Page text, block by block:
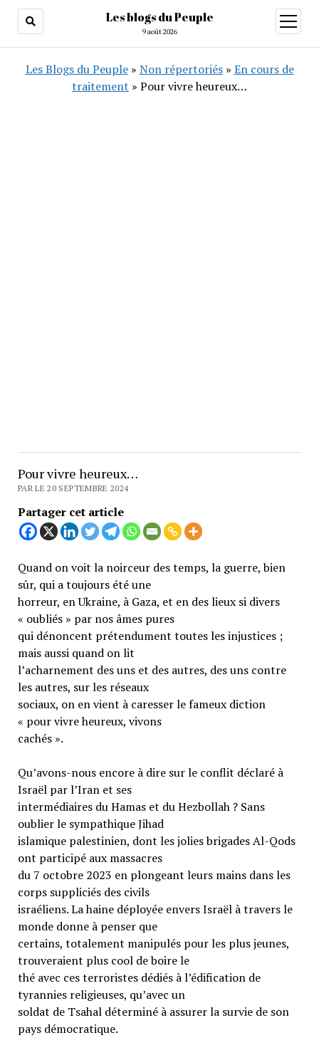
Les blogs du Peuple
9 août 2026
ouvrir
menu
Les Blogs du Peuple» Non répertoriés» En cours de
traitement » Pour vivre heureux…
Pour vivre heureux…
PAR LE 20 SEPTEMBRE 2024
Partager cet article
Quand on voit la noirceur des temps, la guerre, bien
sûr, qui a toujours été une
horreur, en Ukraine, à Gaza, et en des lieux si divers
« oubliés » par nos âmes pures
qui dénoncent prétendument toutes les injustices ;
mais aussi quand on lit
l’acharnement des uns et des autres, des uns contre
les autres, sur les réseaux
sociaux, on en vient à caresser le fameux diction
« pour vivre heureux, vivons
cachés ».
Qu’avons-nous encore à dire sur le conflit déclaré à
Israël par l’Iran et ses
intermédiaires du Hamas et du Hezbollah ? Sans
oublier le sympathique Jihad
islamique palestinien, dont les jolies brigades Al-Qods
ont participé aux massacres
du 7 octobre 2023 en plongeant leurs mains dans les
corps suppliciés des civils
israéliens. La haine déployée envers Israël à travers le
monde donne à penser que
certains, totalement manipulés pour les plus jeunes,
trouveraient plus cool de boire le
thé avec ces terroristes dédiés à l’édification de
tyrannies religieuses, qu’avec un
soldat de Tsahal déterminé à assurer la survie de son
pays démocratique.